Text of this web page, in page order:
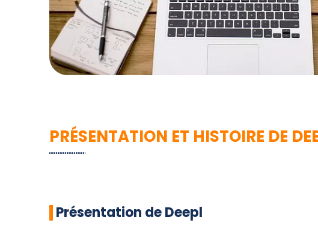
PRÉSENTATION ET HISTOIRE DE
Présentation de Deepl